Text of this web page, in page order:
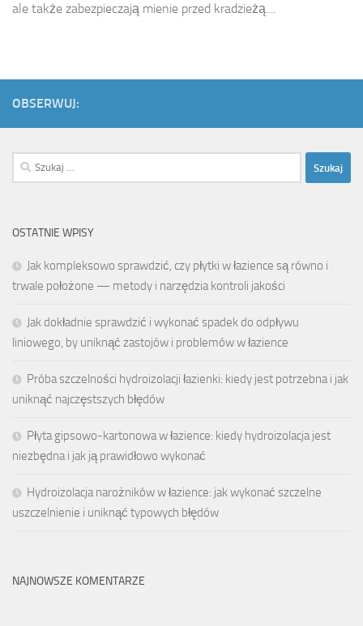
ale także zabezpieczają mienie przed kradzieżą....
OBSERWUJ:
Szukaj:
OSTATNIE WPISY
Jak kompleksowo sprawdzić, czy płytki w łazience są równo i
trwale położone — metody i narzędzia kontroli jakości
Jak dokładnie sprawdzić i wykonać spadek do odpływu
liniowego, by uniknąć zastojów i problemów w łazience
Próba szczelności hydroizolacji łazienki: kiedy jest potrzebna i jak
uniknąć najczęstszych błędów
Płyta gipsowo-kartonowa w łazience: kiedy hydroizolacja jest
niezbędna i jak ją prawidłowo wykonać
Hydroizolacja narożników w łazience: jak wykonać szczelne
uszczelnienie i uniknąć typowych błędów
NAJNOWSZE KOMENTARZE